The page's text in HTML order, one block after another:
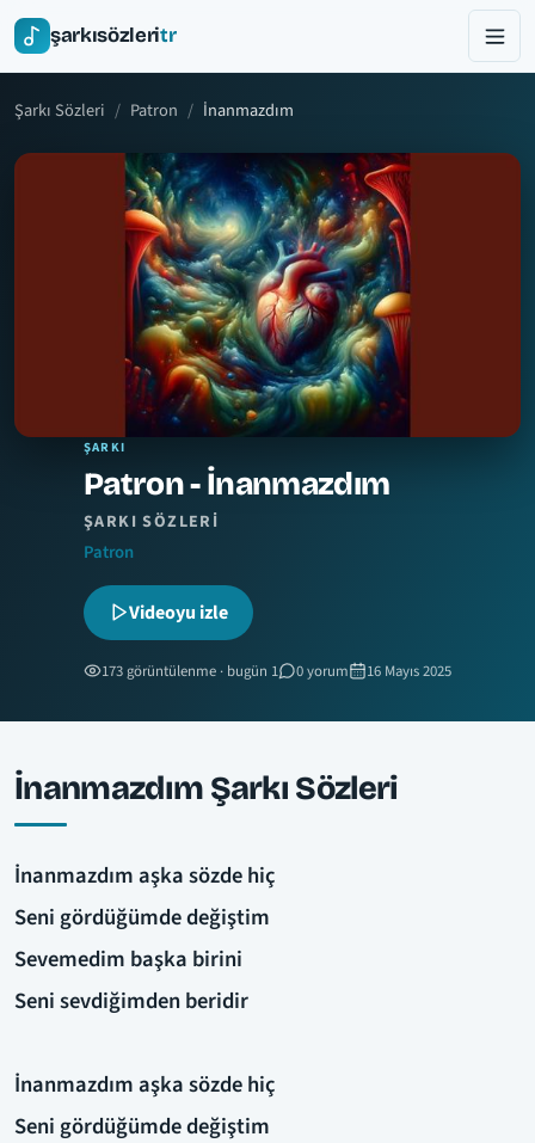
şarkısözleritr
Şarkı Sözleri Patron İnanmazdım
ŞARKI
Patron - İnanmazdım
ŞARKI SÖZLERI
Patron
Videoyu izle
173 görüntülenme · bugün 1 0 yorum 16 Mayıs 2025
İnanmazdım Şarkı Sözleri
İnanmazdım aşka sözde hiç
Seni gördüğümde değiştim
Sevemedim başka birini
Seni sevdiğimden beridir
İnanmazdım aşka sözde hiç
Seni gördüğümde değiştim